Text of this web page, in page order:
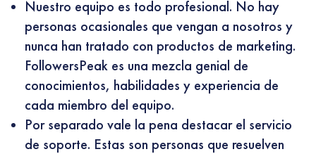
Nuestro equipo es todo profesional. No hay
personas ocasionales que vengan a nosotros y
nunca han tratado con productos de marketing.
FollowersPeak es una mezcla genial de
conocimientos, habilidades y experiencia de
cada miembro del equipo.
Por separado vale la pena destacar el servicio
de soporte. Estas son personas que resuelven